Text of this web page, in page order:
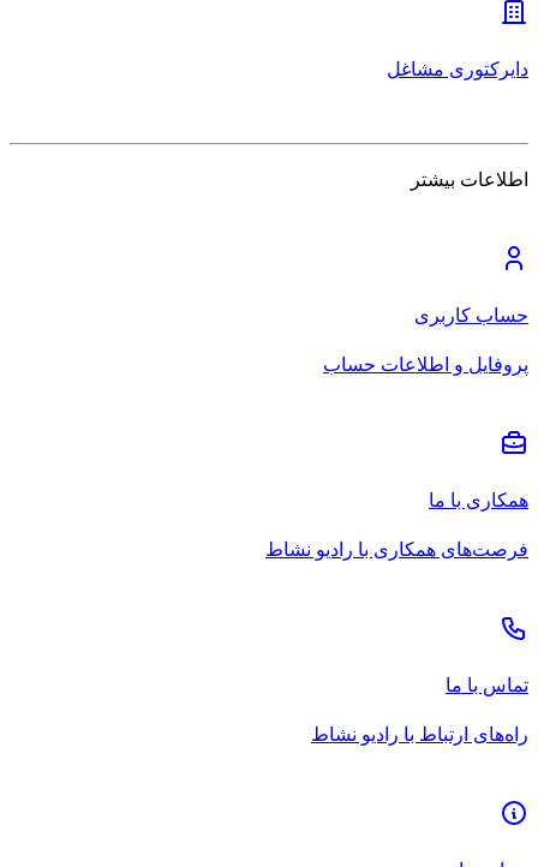
دایرکتوری مشاغل
اطلاعات بیشتر
حساب کاربری
پروفایل و اطلاعات حساب
همکاری با ما
فرصت‌های همکاری با رادیو نشاط
تماس با ما
راه‌های ارتباط با رادیو نشاط